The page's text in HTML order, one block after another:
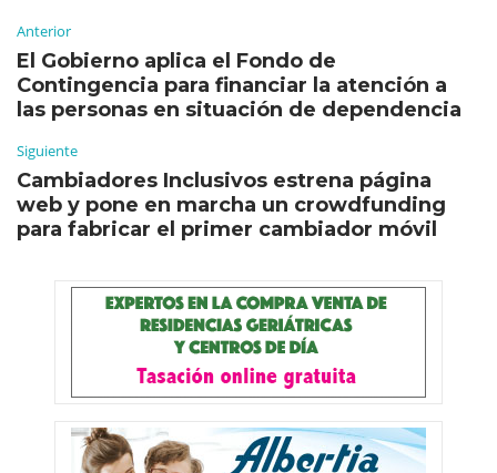
Anterior
El Gobierno aplica el Fondo de
Contingencia para financiar la atención a
las personas en situación de dependencia
Siguiente
Cambiadores Inclusivos estrena página
web y pone en marcha un crowdfunding
para fabricar el primer cambiador móvil